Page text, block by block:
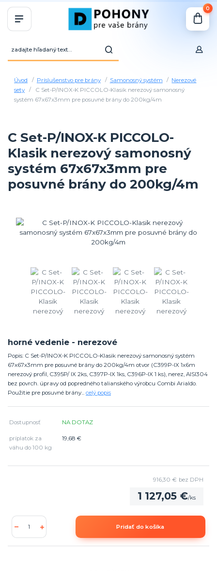
0
Úvod Príslušenstvo pre brány Samonosný systém
Nerezové
sety
C Set-P/INOX-K PICCOLO-Klasik nerezový samonosný
systém 67x67x3mm pre posuvné brány do 200kg/4m
C Set-P/INOX-K PICCOLO-
Klasik nerezový samonosný
systém 67x67x3mm pre
posuvné brány do 200kg/4m
horné vedenie - nerezové
Popis: C Set-P/INOX-K PICCOLO-Klasik nerezový samonosný systém
67x67x3mm pre posuvné brány do 200kg/4m otvor (C399P-IX 1x6m
nerezový profil, C395P/ IX 2ks, C397P-IX 1ks, C396P-IX 1 ks), nerez, AISI304
bez povrch. úpravy od popredného talianského výrobcu Combi Arialdo.
Použitie pre posuvné brány... celý popis
Dostupnosť NA DOTAZ
príplatok za
váhu do 100 kg
19,68 €
1 127,05 €/ks
916,30 € bez DPH
Pridať do košíka